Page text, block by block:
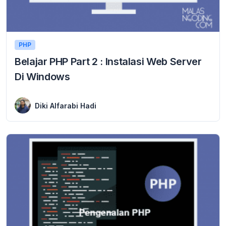
PHP
Belajar PHP Part 2 : Instalasi Web Server
Di Windows
Diki Alfarabi Hadi